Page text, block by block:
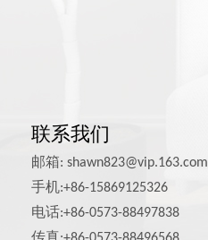
联系我们
邮箱: shawn823@vip.163.com
手机:+86-15869125326
电话:+86-0573-88497838